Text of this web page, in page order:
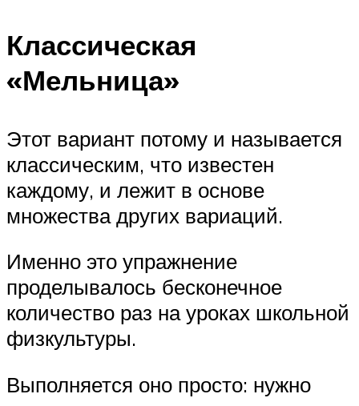
Классическая
«Мельница»
Этот вариант потому и называется
классическим, что известен
каждому, и лежит в основе
множества других вариаций.
Именно это упражнение
проделывалось бесконечное
количество раз на уроках школьной
физкультуры.
Выполняется оно просто: нужно